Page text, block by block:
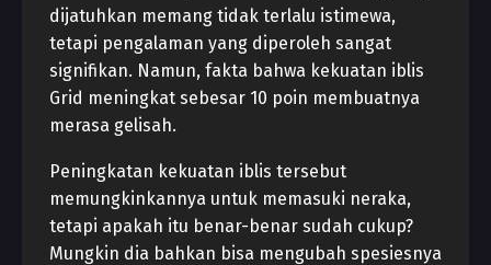
dijatuhkan memang tidak terlalu istimewa,
tetapi pengalaman yang diperoleh sangat
signifikan. Namun, fakta bahwa kekuatan iblis
Grid meningkat sebesar 10 poin membuatnya
merasa gelisah.
Peningkatan kekuatan iblis tersebut
memungkinkannya untuk memasuki neraka,
tetapi apakah itu benar-benar sudah cukup?
Mungkin dia bahkan bisa mengubah spesiesnya